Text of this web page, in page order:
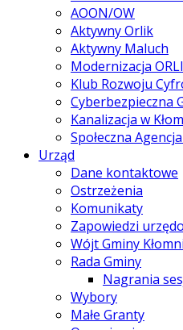
AOON/OW
Aktywny Orlik
Aktywny Maluch
Modernizacja
Klub Rozwoju
Cyberbezpieczna
Kanalizacja w
Społeczna
Urząd
Dane kontaktowe
Ostrzeżenia
Komunikaty
Zapowiedzi
Wójt Gminy
Rada Gminy
Nagrania
Wybory
Małe Granty